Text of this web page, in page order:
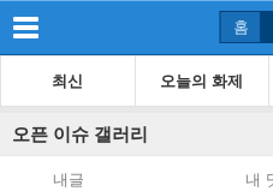
홈
최신 오늘의 화제
오픈 이슈 갤러리
내글 내